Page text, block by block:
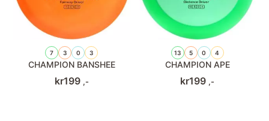
7 3 0 3
CHAMPION BANSHEE
kr199 ,-
13 5 0 4
CHAMPION APE
kr199 ,-